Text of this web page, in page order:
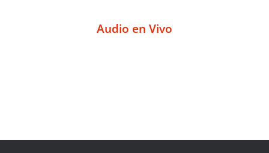
Audio en Vivo